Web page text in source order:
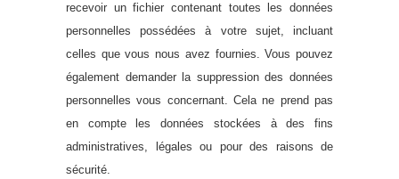
recevoir un fichier contenant toutes les données
personnelles possédées à votre sujet, incluant
celles que vous nous avez fournies. Vous pouvez
également demander la suppression des données
personnelles vous concernant. Cela ne prend pas
en compte les données stockées à des fins
administratives, légales ou pour des raisons de
sécurité.